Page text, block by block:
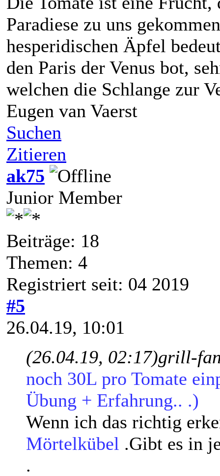
Paradiese zu uns
hesperidischen Äpfel
den Paris der Venus bot,
welchen die Schlange zur
Eugen van Vaerst
Suchen
Zitieren
ak75
Junior Member
Beiträge: 18
Themen: 4
Registriert seit: 04 2019
#5
26.04.19, 10:01
(26.04.19, 02:17)grill-
noch 30L pro Tomate
Übung + Erfahrung.. .)
Wenn ich das richtig
Mörtelkübel .Gibt es in
.